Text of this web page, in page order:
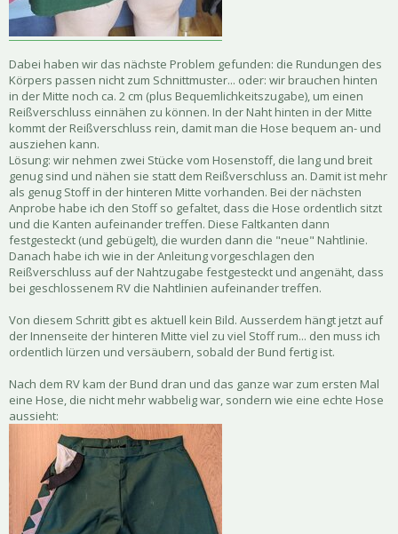
Dabei haben wir das nächste Problem gefunden: die Rundungen des
Körpers passen nicht zum Schnittmuster... oder: wir brauchen hinten
in der Mitte noch ca. 2 cm (plus Bequemlichkeitszugabe), um einen
Reißverschluss einnähen zu können. In der Naht hinten in der Mitte
kommt der Reißverschluss rein, damit man die Hose bequem an- und
ausziehen kann.
Lösung: wir nehmen zwei Stücke vom Hosenstoff, die lang und breit
genug sind und nähen sie statt dem Reißverschluss an. Damit ist mehr
als genug Stoff in der hinteren Mitte vorhanden. Bei der nächsten
Anprobe habe ich den Stoff so gefaltet, dass die Hose ordentlich sitzt
und die Kanten aufeinander treffen. Diese Faltkanten dann
festgesteckt (und gebügelt), die wurden dann die "neue" Nahtlinie.
Danach habe ich wie in der Anleitung vorgeschlagen den
Reißverschluss auf der Nahtzugabe festgesteckt und angenäht, dass
bei geschlossenem RV die Nahtlinien aufeinander treffen.
Von diesem Schritt gibt es aktuell kein Bild. Ausserdem hängt jetzt auf
der Innenseite der hinteren Mitte viel zu viel Stoff rum... den muss ich
ordentlich lürzen und versäubern, sobald der Bund fertig ist.
Nach dem RV kam der Bund dran und das ganze war zum ersten Mal
eine Hose, die nicht mehr wabbelig war, sondern wie eine echte Hose
aussieht: